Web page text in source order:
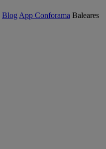
Blog App Conforama Baleares